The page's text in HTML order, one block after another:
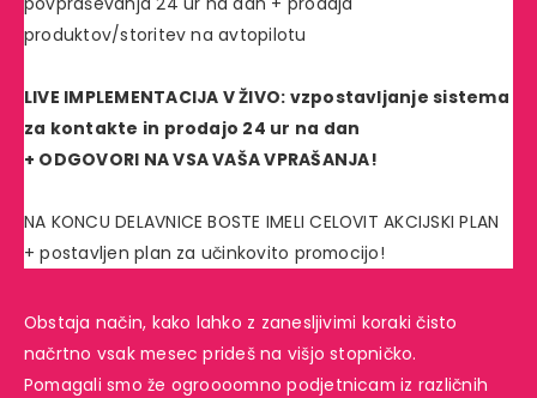
produktov/storitev na avtopilotu
LIVE IMPLEMENTACIJA V ŽIVO: vzpostavljanje sistema
za kontakte in prodajo 24 ur na dan
+ ODGOVORI NA VSA VAŠA VPRAŠANJA!
NA KONCU DELAVNICE BOSTE IMELI CELOVIT AKCIJSKI PLAN
+ postavljen plan za učinkovito promocijo!
Obstaja način, kako lahko z zanesljivimi koraki čisto
načrtno vsak mesec prideš na višjo stopničko.
Pomagali smo že ogroooomno podjetnicam iz različnih